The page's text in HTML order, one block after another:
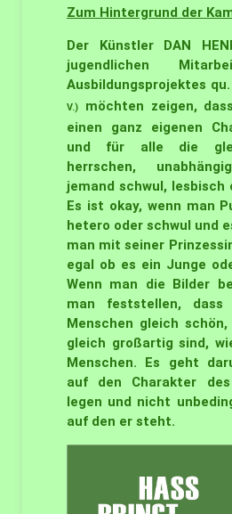
Zum Hintergrund der
Der Künstler DAN
jugendlichen
Ausbildungsprojektes
V.)
möchten zeigen,
einen ganz eigenen
und für alle die
herrschen,
jemand schwul,
Es ist okay, wenn man
hetero oder schwul und
man mit seiner
egal ob es ein Junge
Wenn man die Bilder
man feststellen, dass
Menschen gleich
gleich großartig sind,
Menschen. Es geht
auf den Charakter
legen und nicht
auf den er steht.